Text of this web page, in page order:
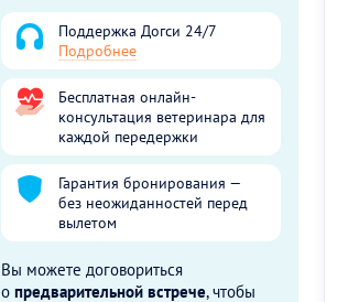
Поддержка Догси 24/7
Подробнее
Бесплатная онлайн-
консультация ветеринара для
каждой передержки
Гарантия бронирования —
без неожиданностей перед
вылетом
Вы можете договориться
о предварительной встрече, чтобы